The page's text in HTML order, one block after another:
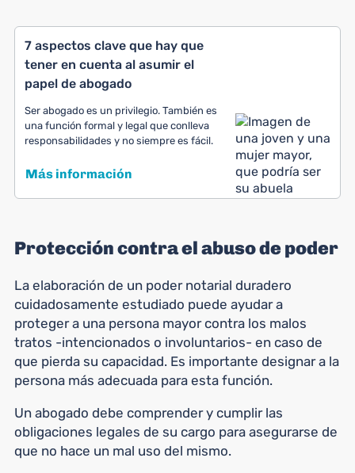
7 aspectos clave que hay que
tener en cuenta al asumir el
papel de abogado
Ser abogado es un privilegio. También es
una función formal y legal que conlleva
responsabilidades y no siempre es fácil.
Más información
Protección contra el abuso de poder
La elaboración de un poder notarial duradero
cuidadosamente estudiado puede ayudar a
proteger a una persona mayor contra los malos
tratos -intencionados o involuntarios- en caso de
que pierda su capacidad. Es importante designar a la
persona más adecuada para esta función.
Un abogado debe comprender y cumplir las
obligaciones legales de su cargo para asegurarse de
que no hace un mal uso del mismo.